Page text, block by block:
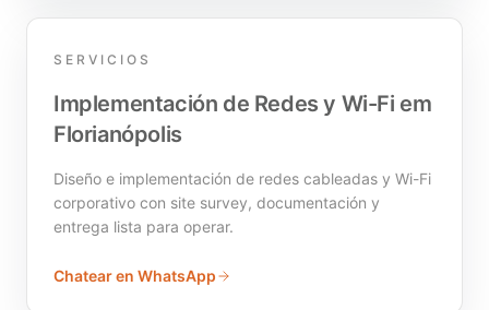
SERVICIOS
Implementación de Redes y Wi-Fi em
Florianópolis
Diseño e implementación de redes cableadas y Wi-Fi
corporativo con site survey, documentación y
entrega lista para operar.
Chatear en WhatsApp